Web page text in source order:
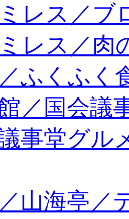
レス／ブ
レス／肉
ふくふく
／国会議
事堂グル
山海亭／